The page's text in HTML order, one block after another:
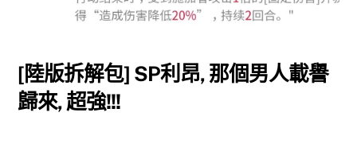
[陸版拆解包] SP利昂, 那個男人載譽
歸來, 超強!!!